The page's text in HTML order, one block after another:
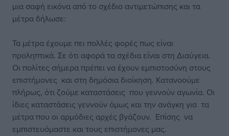
μια σαφή εικόνα από το σχέδιο αντιμετώπισης και τα
μέτρα δήλωσε:
Τα μέτρα έχουμε πει πολλές φορές πως είναι
προληπτικά. Σε ότι αφορά τα σχέδια είναι στη Διαύγεια.
Οι πολίτες σήμερα πρέπει να έχουν εμπιστοσύνη στους
επιστήμονες και στη δημόσια διοίκηση. Κατανοούμε
πλήρως, ότι ζούμε καταστάσεις που γεννούν αγωνία. Οι
ίδιες καταστάσεις γεννούν όμως και την ανάγκη για τα
μέτρα που οι αρμόδιες αρχές βγάζουν. Επίσης να
εμπιστευόμαστε και τους επιστήμονες μας.